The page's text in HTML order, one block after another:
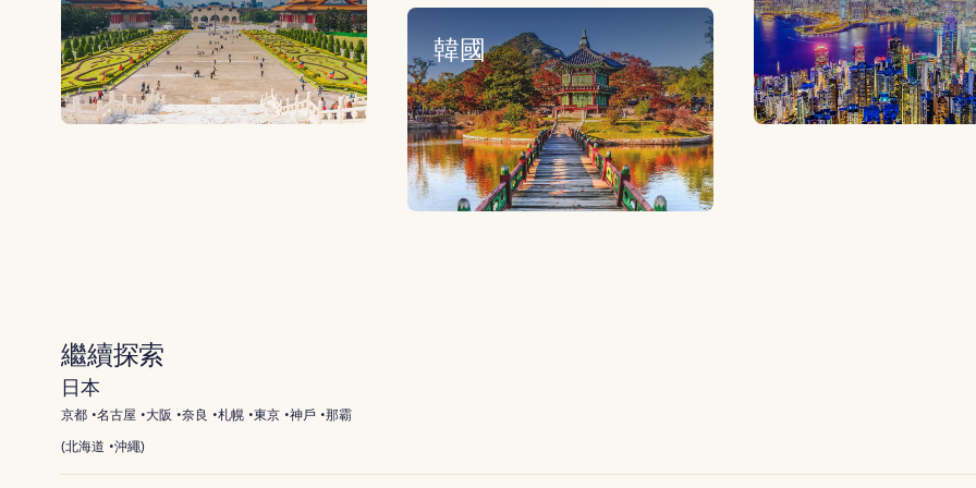
韓國
繼續探索
日本
京都 名古屋 大阪 奈良 札幌 東京 神戶
那霸
(北海道 沖繩)